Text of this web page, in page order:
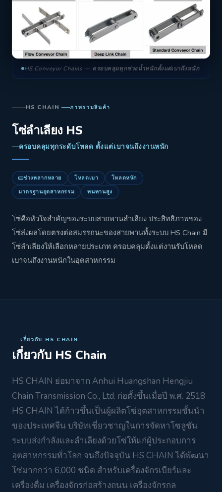
HS Conveyor Chains — ครอบคลุมทุกช่วงน้ำหนักตั้งแต่เบาถึงหนัก
HS CHAIN ภาพรวมสินค้า
โซ่ลำเลียง HS
ครอบคลุมทุกระดับโหลด ตั้งแต่เบาจนถึงงานหนัก
ช่วงหลากหลาย โหลดเบา
โหลดหนัก
มาตรฐานอุตสาหกรรม
ทนทานสูง
โซ่คือหัวใจสำคัญของระบบสายพานลำเลียง ประสิทธิภาพของ
โซ่ส่งผลโดยตรงต่อสมรรถนะของสายพานทั้งระบบ HS Chain มี
โซ่ลำเลียงให้เลือกหลายประเภท ครอบคลุมตั้งแต่งานรับโหลด
เบาจนถึงงานหนักในอุตสาหกรรม
เกี่ยวกับ HS CHAIN
เกี่ยวกับ HS Chain
HS CHAIN ย่อมาจาก Anhui Huangshan Hengjiu
Chain Transmission Co., Ltd. ก่อตั้งขึ้นเมื่อปี พ.ศ. 2518
HS CHAIN ได้ก้าวขึ้นเป็นผู้ผลิตโซ่อุตสาหกรรมชั้นนำ
ของประเทศจีน บริษัทเชี่ยวชาญในการจัดหาโซลูชัน
ระบบส่งกำลังและลำเลียงด้วยโซ่ให้แก่ผู้ประกอบการ
อุตสาหกรรมทั่วโลก จนถึงปัจจุบัน HS CHAIN ได้พัฒนา
โซ่มากกว่า 6,000 ชนิด สำหรับเครื่องจักรเบียร์และ
เครื่องดื่ม เครื่องจักรก่อสร้างถนน เครื่องจักรกล